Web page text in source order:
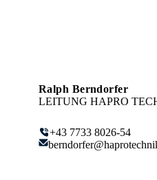
Ralph Berndorfer
LEITUNG HAPRO
+43 7733 8026-54